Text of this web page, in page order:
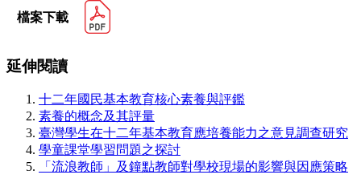
檔案下載
延伸閱讀
十二年國民基本教育核心素養與評鑑
素養的概念及其評量
臺灣學生在十二年基本教育應培養能力之意見調查研究
學童課堂學習問題之探討
「流浪教師」及鐘點教師對學校現場的影響與因應策略